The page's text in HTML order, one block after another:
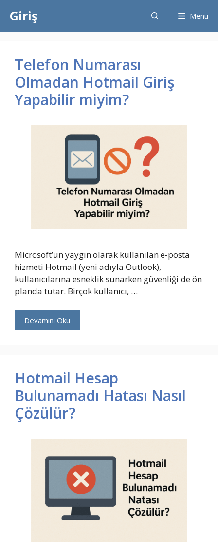
atlaGiriş Menu
Telefon Numarası
Olmadan Hotmail Giriş
Yapabilir miyim?
Microsoft’un yaygın olarak kullanılan e-posta
hizmeti Hotmail (yeni adıyla Outlook),
kullanıcılarına esneklik sunarken güvenliği de ön
planda tutar. Birçok kullanıcı, …
Devamını Oku
Hotmail Hesap
Bulunamadı Hatası Nasıl
Çözülür?